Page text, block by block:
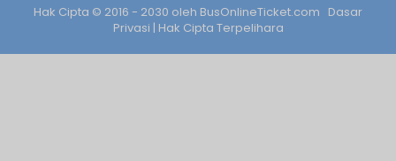
Hak Cipta © 2016 - 2030 oleh BusOnlineTicket.com Dasar
Privasi | Hak Cipta Terpelihara